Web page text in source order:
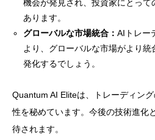
機会が発見され、投資家にとっ
あります。
グローバルな市場統合：AIトレー
より、グローバルな市場がより
発化するでしょう。
Quantum AI Eliteは、トレーディン
性を秘めています。今後の技術進化
待されます。